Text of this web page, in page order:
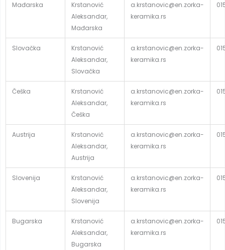
Mađarska
Krstanović
Aleksandar,
Mađarska
a.krstanovic@en.zorka-
keramika.rs
Slovačka
Krstanović
Aleksandar,
Slovačka
a.krstanovic@en.zorka-
keramika.rs
Češka
Krstanović
Aleksandar,
Češka
a.krstanovic@en.zorka-
keramika.rs
Austrija
Krstanović
Aleksandar,
Austrija
a.krstanovic@en.zorka-
keramika.rs
Slovenija
Krstanović
Aleksandar,
Slovenija
a.krstanovic@en.zorka-
keramika.rs
Bugarska
Krstanović
Aleksandar,
Bugarska
a.krstanovic@en.zorka-
keramika.rs